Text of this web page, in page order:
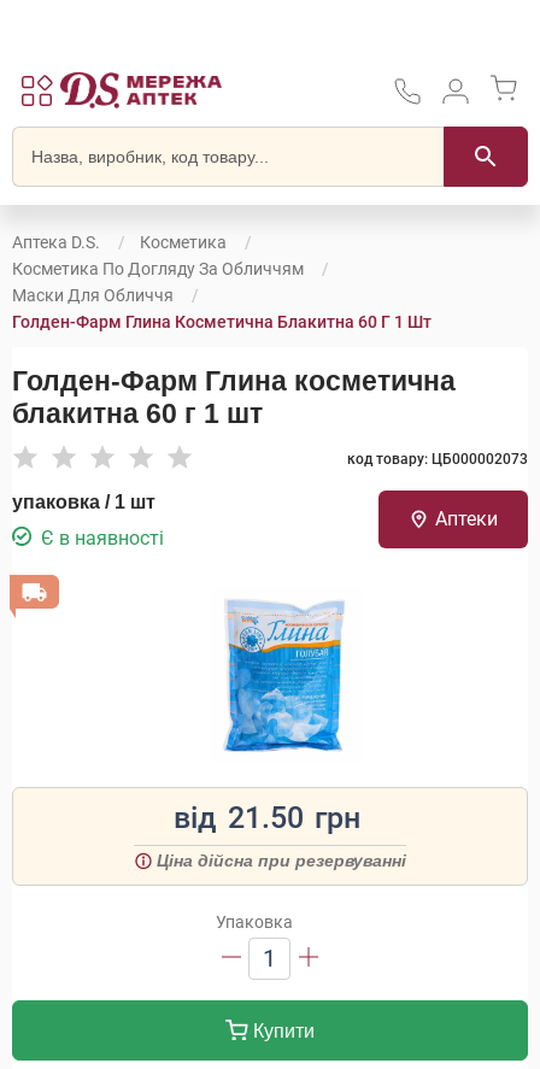
Аптека D.S.
Косметика
Косметика По Догляду За Обличчям
Маски Для Обличчя
Голден-Фарм Глина Косметична Блакитна 60 Г 1 Шт
Голден-Фарм Глина косметична
блакитна 60 г 1 шт
код товару: ЦБ000002073
упаковка / 1 шт
Є в наявності
Аптеки
від 21.50 грн
Ціна дійсна при резервуванні
Упаковка
1
Купити